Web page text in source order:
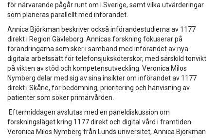
för närvarande pågår runt om i Sverige, samt vilka utvärderingar
som planeras parallellt med införandet.
Annica Björkman beskriver också införandestudierna av 1177
direkt i Region Gävleborg. Annicas forskning fokuserar på
förändringarna som sker i samband med införandet av nya
digitala arbetssätt för telefonsjuksköterskor, med särskild tonvikt
på vikten av stöd och kompetensutveckling. Veronica Milos
Nymberg delar med sig av sina insikter om införandet av 1177
direkt i Skåne, för bedömning, prioritering och hänvisning av
patienter som söker primärvården.
Eftermiddagen avslutas med en paneldiskussion om
forskningsläget kring 1177 direkt och digital vård i framtiden.
Veronica Milos Nymberg från Lunds universitet, Annica Björkman